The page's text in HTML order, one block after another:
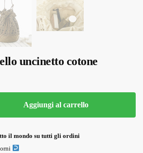
uncinetto cotone
Aggiungi al carrello
il mondo su tutti gli ordini